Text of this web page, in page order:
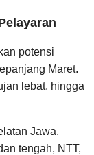
potensi
Maret.
lebat, hingga
Jawa,
tengah, NTT,